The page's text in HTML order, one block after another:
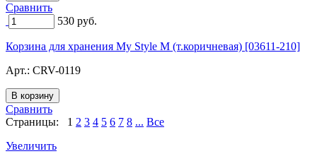
Сравнить
530 руб.
Корзина для хранения My Style M (т.коричневая) [03611-210]
Арт.: CRV-0119
Сравнить
Страницы: 1 2 3 4 5 6 7 8 ... Все
Увеличить